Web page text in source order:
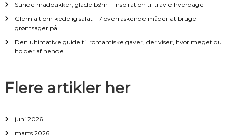
g
a
i
n
Sunde madpakker, glade børn – inspiration til travle hverdage
Glem alt om kedelig salat – 7 overraskende måder at bruge
grøntsager på
Den ultimative guide til romantiske gaver, der viser, hvor meget du
holder af hende
Flere artikler her
juni 2026
marts 2026